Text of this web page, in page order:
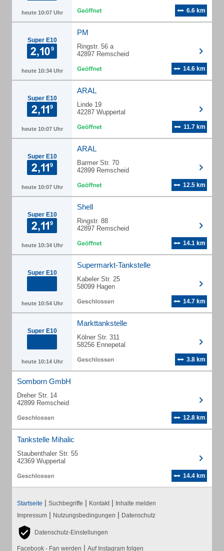
heute 10:07 Uhr 6.6 km
Super E10
heute 10:34 Uhr
PM
Ringstr. 56 a
42897 Remscheid
14.6 km
Super E10
heute 10:07 Uhr
ARAL
Linde 19
42287 Wuppertal
11.7 km
Super E10
heute 10:07 Uhr
ARAL
Barmer Str. 70
42899 Remscheid
12.5 km
Super E10
heute 10:34 Uhr
Shell
Ringstr. 88
42897 Remscheid
14.1 km
Super E10
heute 10:54 Uhr
Supermarkt-Tankstelle
Kabeler Str. 25
58099 Hagen
14.7 km
Super E10
heute 10:14 Uhr
Markttankstelle
Kölner Str. 311
58256 Ennepetal
3.8 km
Somborn GmbH
Dreher Str. 14
42899 Remscheid
12.8 km
Tankstelle Mihalic
Staubenthaler Str. 55
42369 Wuppertal
14.4 km
Startseite | Suchbegriffe | Kontakt | Inhalte melden
Impressum | Nutzungsbedingungen | Datenschutz
Datenschutz-Einstellungen
Facebook - Fan werden | Auf Instagram folgen